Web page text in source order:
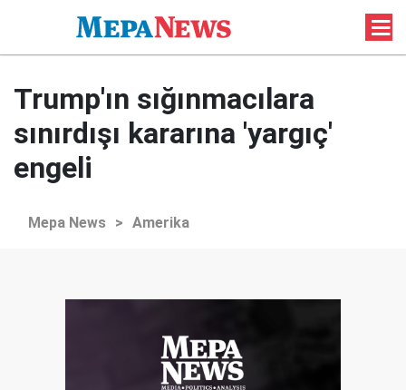
Trump'ın sığınmacılara
sınırdışı kararına 'yargıç'
engeli
Mepa News > Amerika